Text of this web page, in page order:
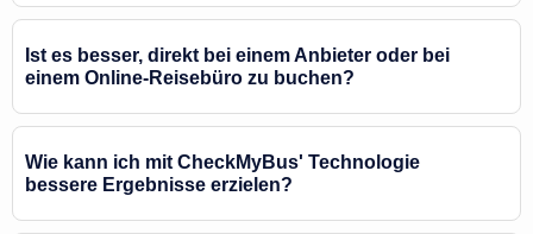
Ist es besser, direkt bei einem Anbieter oder bei
einem Online-Reisebüro zu buchen?
Wie kann ich mit CheckMyBus' Technologie
bessere Ergebnisse erzielen?